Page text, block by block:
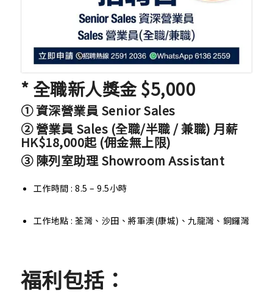
* 全職新人獎金 $5,000
① 資深營業員 Senior Sales
② 營業員 Sales (全職/半職 / 兼職) 月薪
HK$18,000起 (佣金無上限)
③ 陳列室助理 Showroom Assistant
工作時間 : 8.5 – 9.5小時
工作地點 : 荃灣、沙田、將軍澳(康城)、九龍灣、銅鑼灣
福利包括：